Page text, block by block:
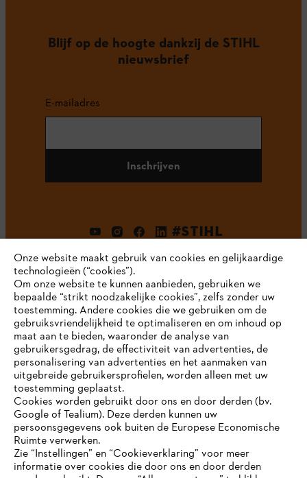
Blijf op de hoogte dankzij de STIHL
nieuwsbrief
E-mailadres
Inschrijven
#STIHL
Bedrijf
STIHL FAQ
Contact
JE BROWSER WORDT NIET
Onze website maakt gebruik van cookies en gelijkaardige
technologieën (“cookies”).
Om onze website te kunnen aanbieden, gebruiken we
bepaalde “strikt noodzakelijke cookies”, zelfs zonder uw
toestemming. Andere cookies die we gebruiken om de
gebruiksvriendelijkheid te optimaliseren en om inhoud op
maat aan te bieden, waaronder de analyse van
gebruikersgedrag, de effectiviteit van advertenties, de
personalisering van advertenties en het aanmaken van
uitgebreide gebruikersprofielen, worden alleen met uw
toestemming geplaatst.
Cookies worden gebruikt door ons en door derden (bv.
Google of Tealium). Deze derden kunnen uw
persoonsgegevens ook buiten de Europese Economische
Ruimte verwerken.
Zie “Instellingen” en “Cookieverklaring” voor meer
informatie over cookies die door ons en door derden